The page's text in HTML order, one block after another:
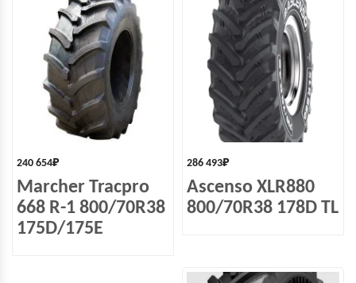
240 654₽
Marcher Tracpro
668 R-1 800/70R38
175D/175E
286 493₽
Ascenso XLR880
800/70R38 178D TL